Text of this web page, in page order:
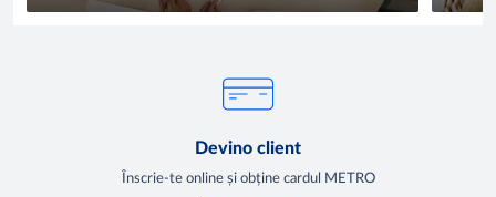
Devino client
Înscrie-te online și obține cardul METRO